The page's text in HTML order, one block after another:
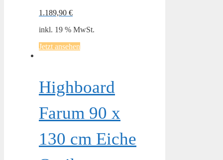
1.189,90 €
inkl. 19 % MwSt.
Jetzt ansehen
Highboard
Farum 90 x
130 cm Eiche